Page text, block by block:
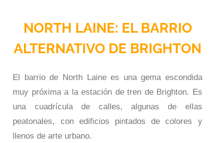
NORTH LAINE: EL BARRIO
ALTERNATIVO DE BRIGHTON
El barrio de North Laine es una gema escondida
muy próxima a la estación de tren de Brighton. Es
una cuadrícula de calles, algunas de ellas
peatonales, con edificios pintados de colores y
llenos de arte urbano.